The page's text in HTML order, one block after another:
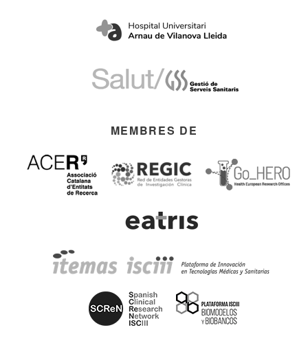
MEMBRES DE